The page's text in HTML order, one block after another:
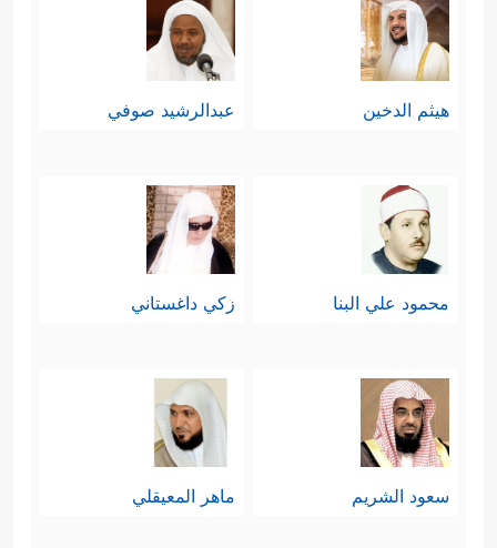
هيثم الدخين عبدالرشيد صوفي
محمود علي البنا زكي داغستاني
سعود الشريم ماهر المعيقلي